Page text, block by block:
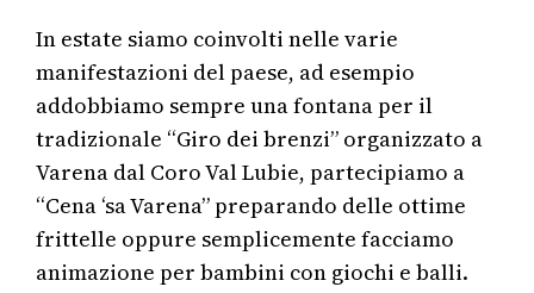
In estate siamo coinvolti nelle varie
manifestazioni del paese, ad esempio
addobbiamo sempre una fontana per il
tradizionale “Giro dei brenzi” organizzato a
Varena dal Coro Val Lubie, partecipiamo a
“Cena ‘sa Varena” preparando delle ottime
frittelle oppure semplicemente facciamo
animazione per bambini con giochi e balli.